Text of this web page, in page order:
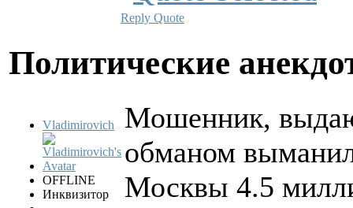
Reply Quote
Политические
Vladimirovich
OFFLINE
Инквизитор
Мошенник,
обманом
Москвы 4.5